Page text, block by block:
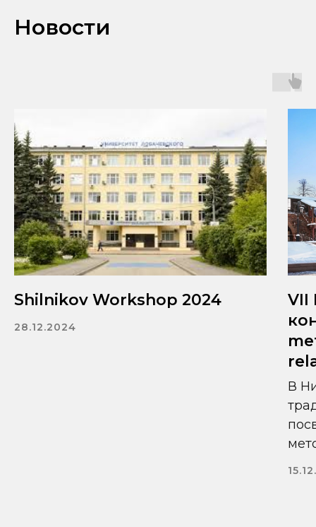
Новости
Shilnikov Workshop 2024
28.12.2024
VII
В